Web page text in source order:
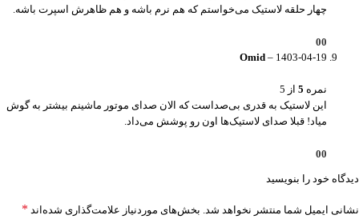
چهار حلقه لاستیک می‌خواستم که هم نرم باشه و هم ظاهرش اسپرت باشه.
0
0
Omid – 1403-04-19
نمره 5 از 5
این لاستیک به قدری بی‌صداست که الان صدای موتور ماشینم بیشتر به گوش
میاد! قبلا صدای لاستیک‌ها اون رو پوشش می‌داد.
0
0
دیدگاه خود را بنویسید
نشانی ایمیل شما منتشر نخواهد شد. بخش‌های موردنیاز علامت‌گذاری شده‌اند *